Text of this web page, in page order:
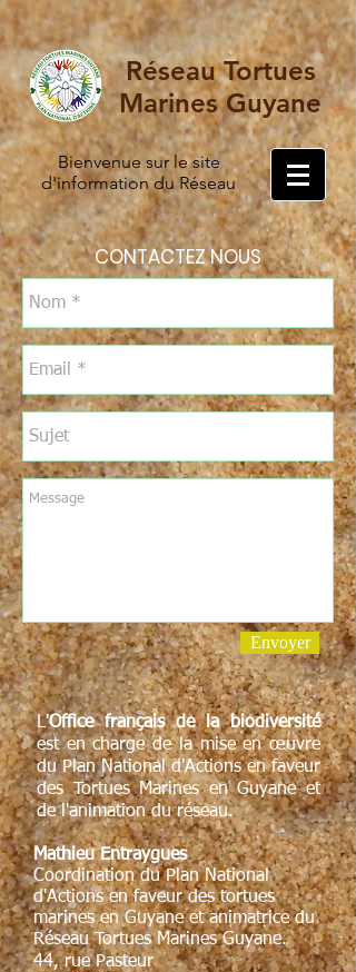
Réseau Tortues
Marines Guyane
Bienvenue sur le site
d'information du Réseau
CONTACTEZ NOUS
Envoyer
L'Office français de la biodiversité
est en charge de la mise en œuvre
du Plan National d'Actions en faveur
des Tortues Marines en Guyane et
de l'animation du réseau.
Mathieu Entraygues
Coordination du Plan National
d'Actions en faveur des tortues
marines en Guyane et animatrice du
Réseau Tortues Marines Guyane.
44, rue Pasteur